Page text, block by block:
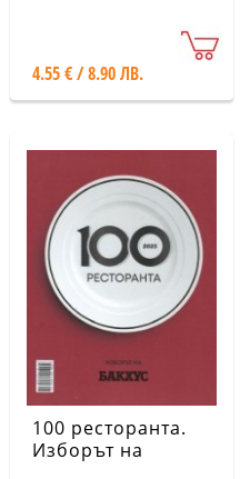
4.55 € / 8.90 ЛВ.
100 ресторанта.
Изборът на